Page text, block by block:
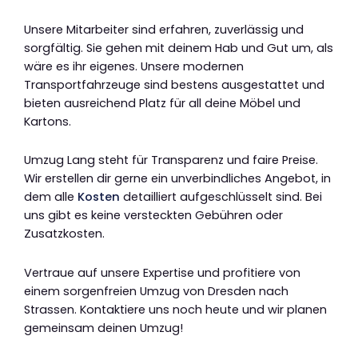
Unsere Mitarbeiter sind erfahren, zuverlässig und
sorgfältig. Sie gehen mit deinem Hab und Gut um, als
wäre es ihr eigenes. Unsere modernen
Transportfahrzeuge sind bestens ausgestattet und
bieten ausreichend Platz für all deine Möbel und
Kartons.
Umzug Lang steht für Transparenz und faire Preise.
Wir erstellen dir gerne ein unverbindliches Angebot, in
dem alle Kosten detailliert aufgeschlüsselt sind. Bei
uns gibt es keine versteckten Gebühren oder
Zusatzkosten.
Vertraue auf unsere Expertise und profitiere von
einem sorgenfreien Umzug von Dresden nach
Strassen. Kontaktiere uns noch heute und wir planen
gemeinsam deinen Umzug!